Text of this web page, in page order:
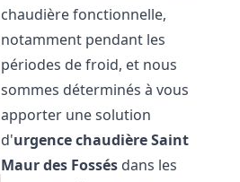
chaudière fonctionnelle,
notamment pendant les
périodes de froid, et nous
sommes déterminés à vous
apporter une solution
d'urgence chaudièreSaint
Maur des Fossés dans les